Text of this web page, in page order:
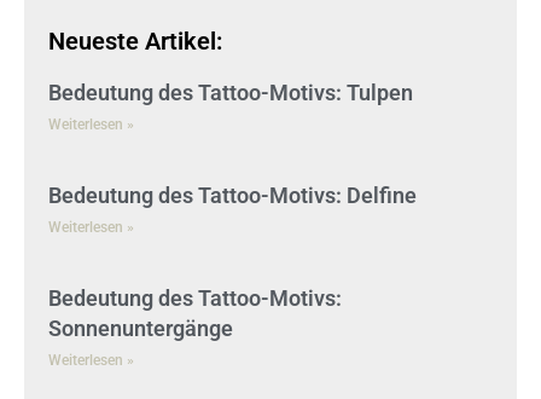
Neueste Artikel:
Bedeutung des Tattoo-Motivs: Tulpen
Weiterlesen »
Bedeutung des Tattoo-Motivs: Delfine
Weiterlesen »
Bedeutung des Tattoo-Motivs:
Sonnenuntergänge
Weiterlesen »